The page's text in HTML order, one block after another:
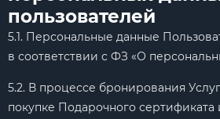
пользователей
5.1. Персональные данные
в соответствии с ФЗ «О
5.2. В процессе бронирования
покупке Подарочного